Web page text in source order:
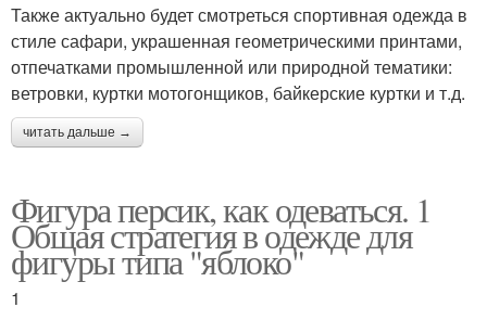
Также актуально будет смотреться спортивная одежда в
стиле сафари, украшенная геометрическими принтами,
отпечатками промышленной или природной тематики:
ветровки, куртки мотогонщиков, байкерские куртки и т.д.
читать дальше →
Фигура персик, как одеваться. 1
Общая стратегия в одежде для
фигуры типа "яблоко"
1